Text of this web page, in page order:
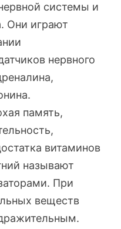
системы и
Они играют
нервного
память,
витаминов
называют
При
веществ